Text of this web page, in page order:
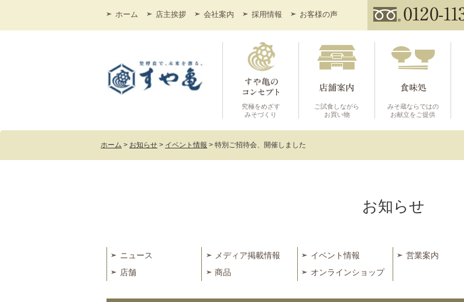
ホーム 店主挨拶 会社案内 採用情報 お客様の声
究極をめざす
みそづくり
ご試食しながら
お買い物
みそ蔵ならではの
お献立をご提供
ホーム > お知らせ > イベント情報 > 特別ご招待会、開催しました
お知らせ
ニュース メディア掲載情報 イベント情報
営業案内
店舗
商品 オンラインショップ